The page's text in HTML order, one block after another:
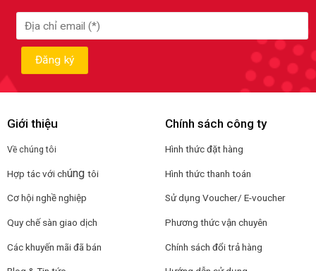
Giới thiệu
Về chúng tôi
Hợp tác với chúng tôi
Cơ hội nghề nghiệp
Quy chế sàn giao dịch
Các khuyến mãi đã bán
Chính sách công ty
Hình thức đặt hàng
Hình thức thanh toán
Sử dụng Voucher/ E-voucher
Phương thức vận chuyên
Chính sách đổi trả hàng